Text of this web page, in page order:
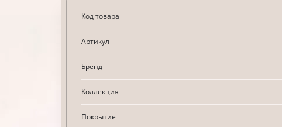
Код товара
Артикул
Бренд
Коллекция
Покрытие